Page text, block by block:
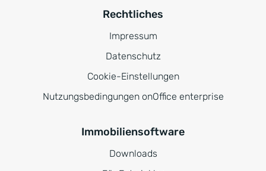
Rechtliches
Impressum
Datenschutz
Cookie-Einstellungen
Nutzungsbedingungen onOffice enterprise
Immobiliensoftware
Downloads